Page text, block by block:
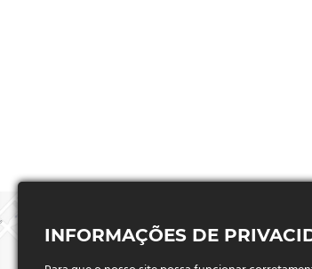
INFORMAÇÕES DE